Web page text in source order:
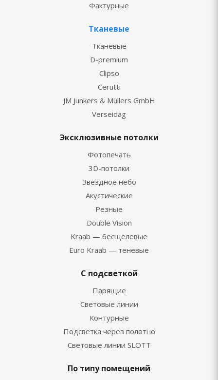
Фактурные
Тканевые
Тканевые
D-premium
Clipso
Cerutti
JM Junkers & Müllers GmbH
Verseidag
Эксклюзивные потолки
Фотопечать
3D-потолки
Звездное небо
Акустические
Резные
Double Vision
Kraab — бесщелевые
Euro Kraab — теневые
С подсветкой
Парящие
Световые линии
Контурные
Подсветка через полотно
Световые линии SLOTT
По типу помещений